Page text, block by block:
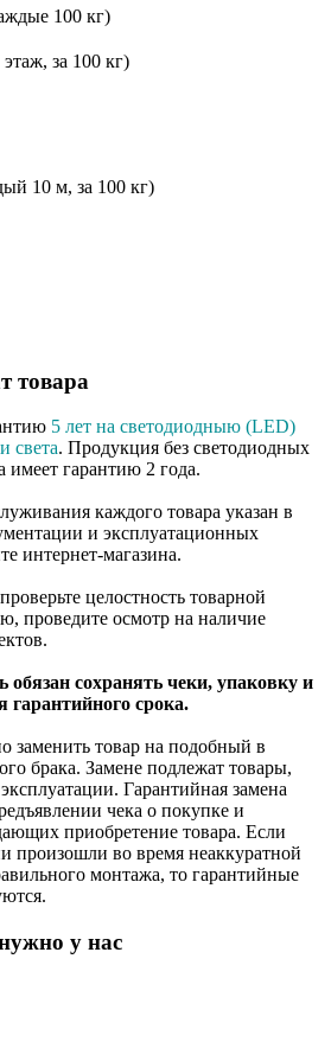
100 кг)
за 100 кг)
10 м, за 100 кг)
товара
5 лет на светодиодныю (LED)
света. Продукция без светодиодных
имеет гарантию 2 года.
каждого товара указан в
и эксплуатационных
интернет-магазина.
целостность товарной
проведите осмотр на наличие
сохранять чеки, упаковку и
гарантийного срока.
заменить товар на подобный в
брака. Замене подлежат товары,
Гарантийная замена
чека о покупке и
приобретение товара. Если
произошли во время неаккуратной
монтажа, то гарантийные
у нас